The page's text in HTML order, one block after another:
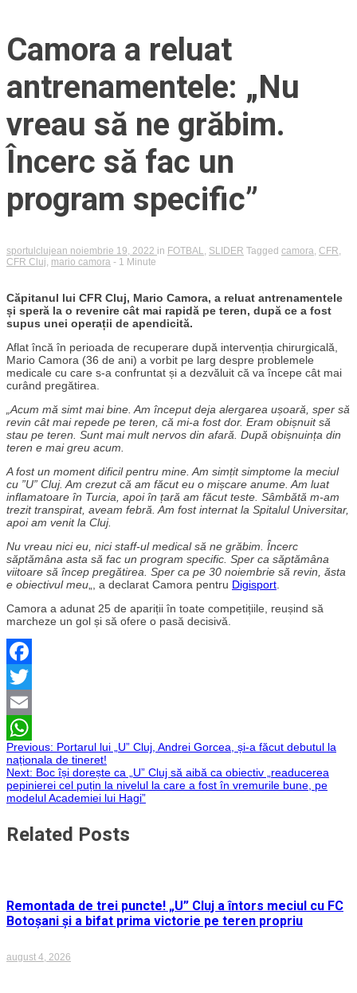
Camora a reluat
antrenamentele: „Nu
vreau să ne grăbim.
Încerc să fac un
program specific”
sportulclujean noiembrie 19, 2022 in FOTBAL SLIDER Tagged camora CFR
CFR Cluj mario camora - 1 Minute
Căpitanul lui CFR Cluj, Mario Camora, a reluat antrenamentele
și speră la o revenire cât mai rapidă pe teren, după ce a fost
supus unei operații de apendicită.
Aflat încă în perioada de recuperare după intervenția chirurgicală,
Mario Camora (36 de ani) a vorbit pe larg despre problemele
medicale cu care s-a confruntat și a dezvăluit că va începe cât mai
curând pregătirea.
„Acum mă simt mai bine. Am început deja alergarea ușoară, sper să
revin cât mai repede pe teren, că mi-a fost dor. Eram obișnuit să
stau pe teren. Sunt mai mult nervos din afară. După obișnuința din
teren e mai greu acum.
A fost un moment dificil pentru mine. Am simțit simptome la meciul
cu ”U” Cluj. Am crezut că am făcut eu o mișcare anume. Am luat
inflamatoare în Turcia, apoi în țară am făcut teste. Sâmbătă m-am
trezit transpirat, aveam febră. Am fost internat la Spitalul Universitar,
apoi am venit la Cluj.
Nu vreau nici eu, nici staff-ul medical să ne grăbim. Încerc
săptămâna asta să fac un program specific. Sper ca săptămâna
viitoare să încep pregătirea. Sper ca pe 30 noiembrie să revin, ăsta
e obiectivul meu „, a declarat Camora pentru Digisport
Camora a adunat 25 de apariții în toate competițiile, reușind să
marcheze un gol și să ofere o pasă decisivă.
Facebook
Twitter
Email
WhatsApp
Navigare
în
Previous: Portarul lui „U” Cluj, Andrei Gorcea, și-a făcut debutul la
naționala de tineret!
Next: Boc își dorește ca „U” Cluj să aibă ca obiectiv „readucerea
pepinierei cel puțin la nivelul la care a fost în vremurile bune, pe
modelul Academiei lui Hagi”
Related Posts
Remontada de trei puncte! „U” Cluj a întors meciul cu FC
Botoșani și a bifat prima victorie pe teren propriu
august 4, 2026